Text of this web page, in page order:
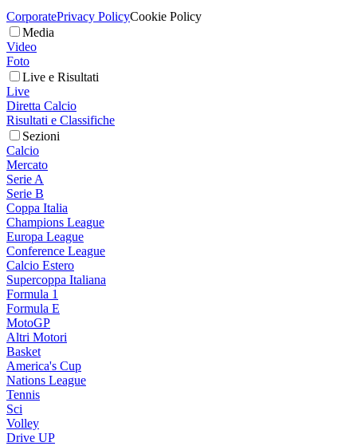
CorporatePrivacy PolicyCookie Policy
Media
Video
Foto
Live e Risultati
Live
Diretta Calcio
Risultati e Classifiche
Sezioni
Calcio
Mercato
Serie A
Serie B
Coppa Italia
Champions League
Europa League
Conference League
Calcio Estero
Supercoppa Italiana
Formula 1
Formula E
MotoGP
Altri Motori
Basket
America's Cup
Nations League
Tennis
Sci
Volley
Drive UP